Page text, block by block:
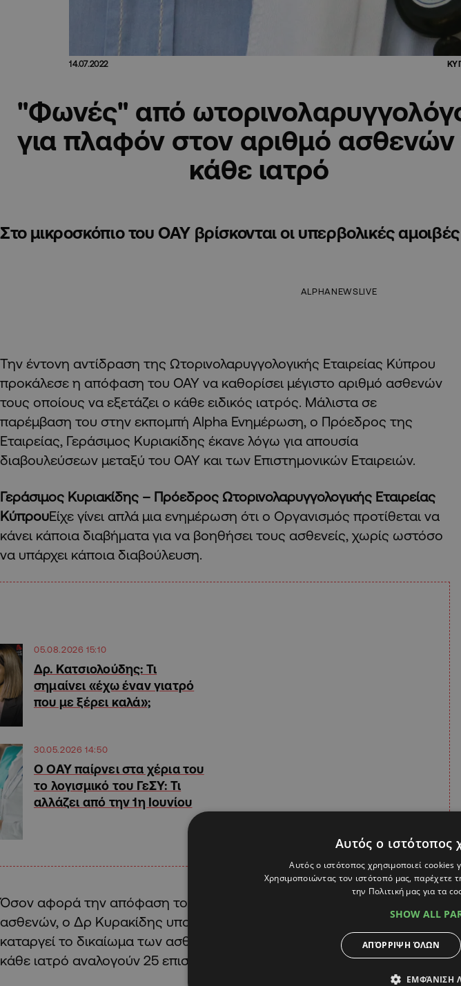
14.07.2022
"Φωνές" από
για πλαφόν στον αριθμό ασθενών
κάθε ιατρό
Στο μικροσκόπιο του ΟΑΥ βρίσκονται οι υπερβολικές
ALPHANEWSLIVE
Την έντονη αντίδραση της Ωτορινολαρυγγολογικής Εταιρείας Κύπρου
προκάλεσε η απόφαση του ΟΑΥ να καθορίσει μέγιστο αριθμό ασθενών
τους οποίους να εξετάζει ο κάθε ειδικός ιατρός. Μάλιστα σε
παρέμβαση του στην εκπομπή Alpha Ενημέρωση, ο Πρόεδρος της
Εταιρείας, Γεράσιμος Κυριακίδης έκανε λόγω για απουσία
διαβουλεύσεων μεταξύ του ΟΑΥ και των Επιστημονικών Εταιρειών.
Γεράσιμος Κυριακίδης – Πρόεδρος Ωτορινολαρυγγολογικής Εταιρείας
ΚύπρουΕίχε γίνει απλά μια ενημέρωση ότι ο Οργανισμός προτίθεται να
κάνει κάποια διαβήματα για να βοηθήσει τους ασθενείς, χωρίς ωστόσο
να υπάρχει κάποια διαβούλευση.
05.08.2026 15:10
Δρ. Κατσιολούδης: Τι
σημαίνει «έχω έναν γιατρό
που με ξέρει καλά»;
30.05.2026 14:50
Ο ΟΑΥ παίρνει στα χέρια του
το λογισμικό του ΓεΣΥ: Τι
αλλάζει από την 1η Ιουνίου
Όσον αφορά την απόφαση του ΟΑΥ για καθορισμό μέγιστου αριθμού
ασθενών, ο Δρ Κυρακίδης υποστήριξε πως μια τέτοια απόφαση
καταργεί το δικαίωμα των ασθενών για ελεύθερη επιλογή ιατρού. Σε
κάθε ιατρό αναλογούν 25 επισκέψεις την μέρα.
Αυτός ο ιστότοπος
Αυτός ο ιστότοπος χρησιμοποιεί cookies
Χρησιμοποιώντας τον ιστότοπό μας, παρέχετε
την Πολιτική μας για τα
SHOW ALL
ΑΠΌΡΡΙΨΗ ΌΛΩΝ
ΕΜΦΆΝΙΣΗ